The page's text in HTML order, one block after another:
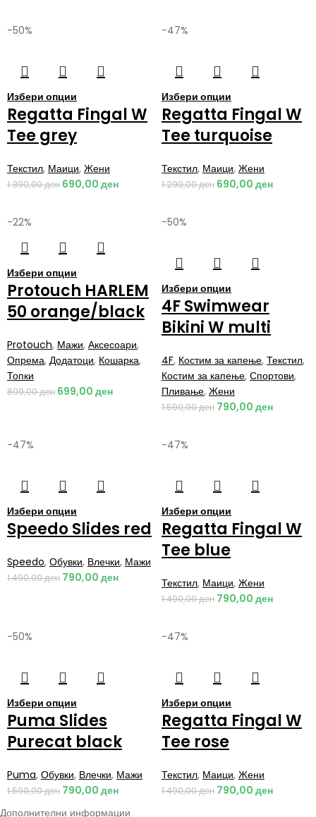
-50%
Избери опции
Regatta Fingal W
Tee grey
Текстил, Маици, Жени
1.390,00ден 690,00 ден
-47%
Избери опции
Regatta Fingal W
Tee turquoise
Текстил, Маици, Жени
1.290,00ден 690,00 ден
-22%
Избери опции
Protouch HARLEM
50 orange/black
Protouch, Мажи, Аксесоари,
Опрема, Додатоци, Кошарка,
Топки
899,00ден 699,00 ден
-50%
Избери опции
4F Swimwear
Bikini W multi
4F, Костим за капење, Текстил,
Костим за капење, Спортови,
Пливање, Жени
1.590,00ден 790,00 ден
-47%
Избери опции
Speedo Slides red
Speedo, Обувки, Влечки, Мажи
1.490,00ден 790,00 ден
-47%
Избери опции
Regatta Fingal W
Tee blue
Текстил, Маици, Жени
1.490,00ден 790,00 ден
-50%
Избери опции
Puma Slides
Purecat black
Puma, Обувки, Влечки, Мажи
1.590,00ден 790,00 ден
-47%
Избери опции
Regatta Fingal W
Tee rose
Текстил, Маици, Жени
1.490,00ден 790,00 ден
Дополнителни информации